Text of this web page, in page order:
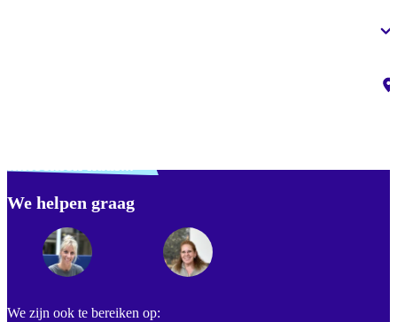
We helpen graag
We zijn ook te bereiken op:
Footer